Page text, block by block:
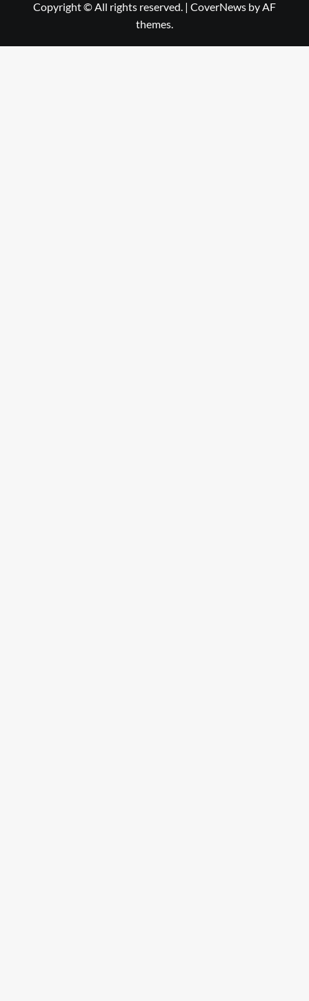
Copyright © All rights reserved. | CoverNews by AF
themes.